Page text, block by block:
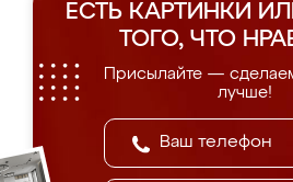
ЕСТЬ КАРТИНКИ
ТОГО, ЧТО
Присылайте —
лучше!